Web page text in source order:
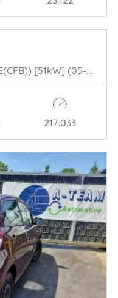
108 Hatchback 1.0 12V (1KRFE(CFB)) [51kW] (05-2014/...)
217.033